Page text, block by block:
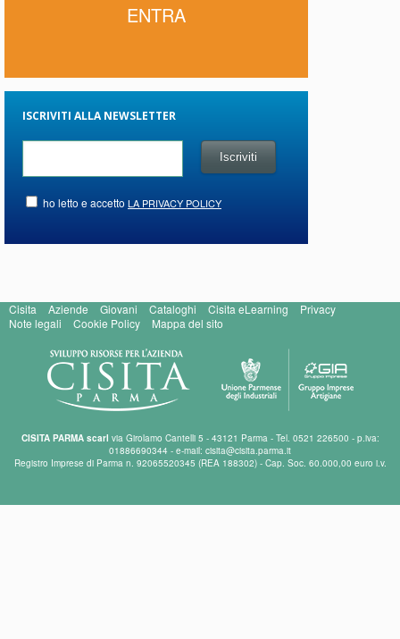
ENTRA
ISCRIVITI ALLA NEWSLETTER
ho letto e accetto LA PRIVACY POLICY
Cisita Aziende Giovani Cataloghi Cisita eLearning
Privacy
Note legali
Cookie Policy Mappa del sito
CISITA PARMA scarl via Girolamo Cantelli 5 - 43121 Parma - Tel. 0521 226500 - p.iva:
01886690344 - e-mail: cisita@cisita.parma.it
Registro Imprese di Parma n. 92065520345 (REA 188302) - Cap. Soc. 60.000,00 euro i.v.